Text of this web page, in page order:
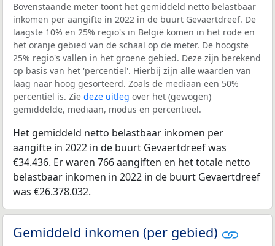
Bovenstaande meter toont het gemiddeld netto belastbaar
inkomen per aangifte in 2022 in de buurt Gevaertdreef. De
laagste 10% en 25% regio's in België komen in het rode en
het oranje gebied van de schaal op de meter. De hoogste
25% regio's vallen in het groene gebied. Deze zijn berekend
op basis van het 'percentiel'. Hierbij zijn alle waarden van
laag naar hoog gesorteerd. Zoals de mediaan een 50%
percentiel is. Zie deze uitleg over het (gewogen)
gemiddelde, mediaan, modus en percentieel.
Het gemiddeld netto belastbaar inkomen per
aangifte in 2022 in de buurt Gevaertdreef was
€34.436. Er waren 766 aangiften en het totale netto
belastbaar inkomen in 2022 in de buurt Gevaertdreef
was €26.378.032.
Gemiddeld inkomen (per gebied)